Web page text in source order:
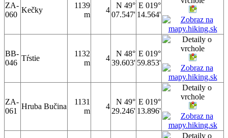
ZA-
060
Kečky
1139
m
4
N 49°
07.547'
E 019°
14.564'
BB-
046
Tŕstie
1132
m
4
N 48°
39.603'
E 019°
59.853'
ZA-
061
Hruba Bučina
1131
m
4
N 49°
29.246'
E 019°
13.896'